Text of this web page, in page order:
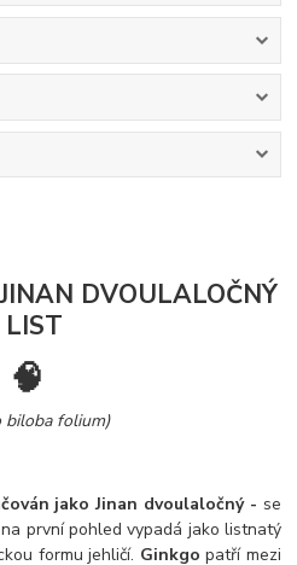
DVOULALOČNÝ
LIST
🧠
biloba folium)
jako Jinan dvoulaločný - se
první pohled vypadá jako listnatý
formu jehličí. Ginkgopatří mezi